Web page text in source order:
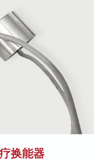
换能器